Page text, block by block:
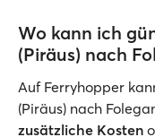
Wo kann ich
(Piräus) nach
Auf Ferryhopper
(Piräus) nach
zusätzliche Kosten